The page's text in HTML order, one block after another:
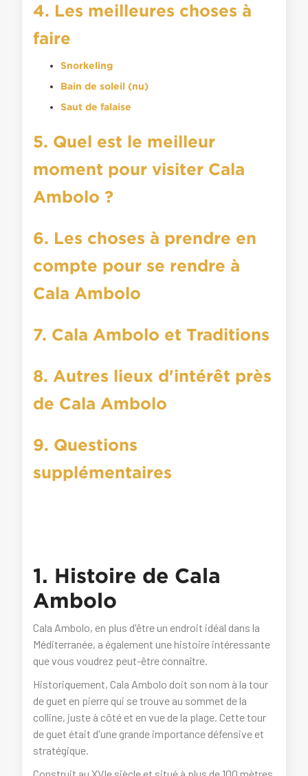
4. Les meilleures choses à
faire
Snorkeling
Bain de soleil (nu)
Saut de falaise
5. Quel est le meilleur
moment pour visiter Cala
Ambolo ?
6. Les choses à prendre en
compte pour se rendre à
Cala Ambolo
7. Cala Ambolo et Traditions
8. Autres lieux d'intérêt près
de Cala Ambolo
9. Questions
supplémentaires
1. Histoire de Cala
Ambolo
Cala Ambolo, en plus d'être un endroit idéal dans la
Méditerranée, a également une histoire intéressante
que vous voudrez peut-être connaître.
Historiquement, Cala Ambolo doit son nom à la tour
de guet en pierre qui se trouve au sommet de la
colline, juste à côté et en vue de la plage. Cette tour
de guet était d'une grande importance défensive et
stratégique.
Construit au XVIe siècle et situé à plus de 100 mètres